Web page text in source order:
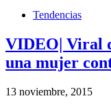
Tendencias
VIDEO| Viral
una mujer
13 noviembre, 2015